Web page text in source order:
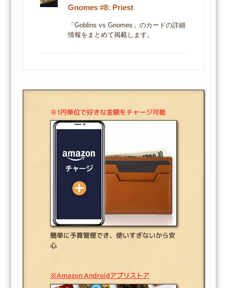
Gnomes #8: Priest
「Goblins vs Gnomes」のカードの詳細
情報をまとめて掲載します。
※1円単位で好きな金額をチャージ可能
簡単に予算管理でき、使いすぎないから安
心
※Amazon Androidアプリストア